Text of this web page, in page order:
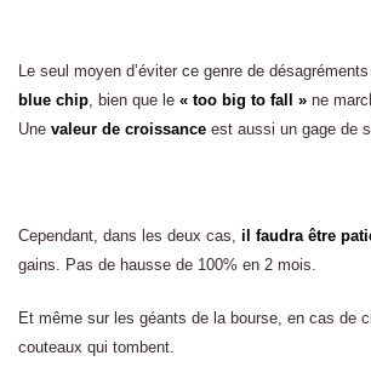
Le seul moyen d’éviter ce genre de
blue chip, bien que le « too big to fall » ne
Une valeur de croissance est aussi un gage de
Cependant, dans les deux cas, il faudra être
gains. Pas de hausse de 100% en 2 mois.
Et même sur les géants de la bourse, en cas de
couteaux qui tombent.